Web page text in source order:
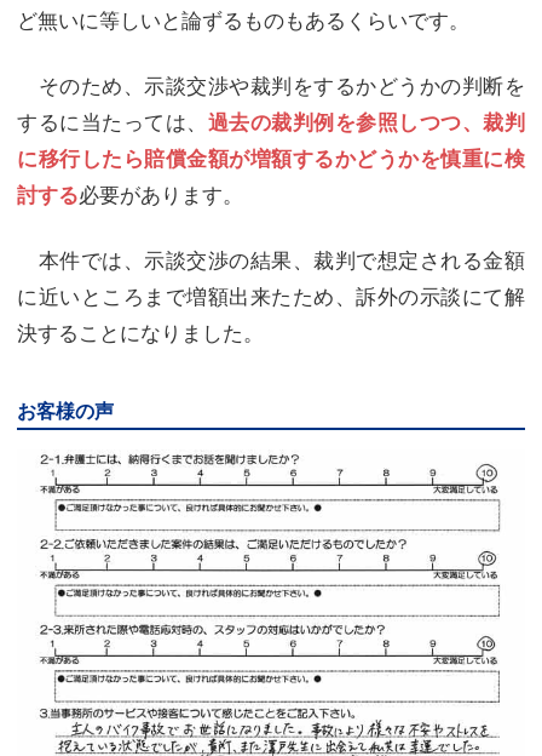
ど無いに等しいと論ずるものもあるくらいです。
そのため、示談交渉や裁判をするかどうかの判断を
するに当たっては、 過去の裁判例を参照しつつ、裁判
に移行したら賠償金額が増額するかどうかを慎重に検
討する必要があります。
本件では、示談交渉の結果、裁判で想定される金額
に近いところまで増額出来たため、訴外の示談にて解
決することになりました。
お客様の声